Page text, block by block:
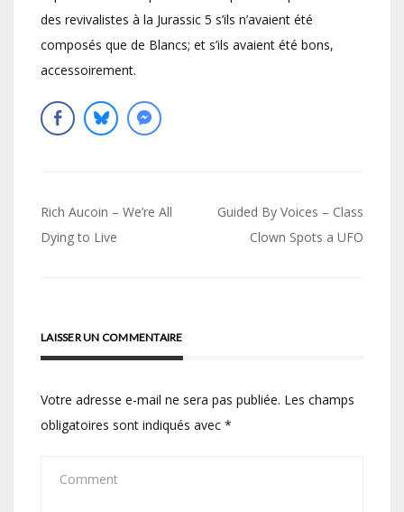
des revivalistes à la Jurassic 5 s’ils n’avaient été
composés que de Blancs; et s’ils avaient été bons,
accessoirement.
Navigation
de
Rich Aucoin – We’re All
Dying to Live
Guided By Voices – Class
Clown Spots a UFO
LAISSER UN COMMENTAIRE
Votre adresse e-mail ne sera pas publiée. Les champs
obligatoires sont indiqués avec *